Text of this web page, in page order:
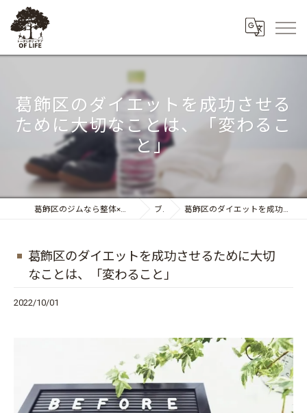
葛飾区のダイエットを成功させる
ために大切なことは、「変わるこ
と」
葛飾区のジムなら整体×トレーニング トータルボディケア OF LIFE ブログ 葛飾区のダイエットを成功させるために大切なことは、「変わること」
葛飾区のダイエットを成功させるために大切
なことは、「変わること」
2022/10/01